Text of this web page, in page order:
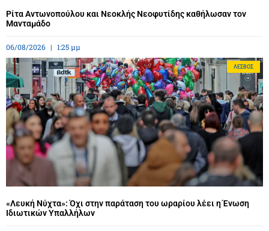
Ρίτα Αντωνοπούλου και Νεοκλής Νεοφυτίδης καθήλωσαν τον
Μανταμάδο
06/08/2026 1:25 μμ
ΛΈΣΒΟΣ
«Λευκή Νύχτα»: Όχι στην παράταση του ωραρίου λέει η Ένωση
Ιδιωτικών Υπαλλήλων